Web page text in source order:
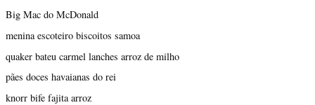
Big Mac do McDonald
menina escoteiro biscoitos samoa
quaker bateu carmel lanches arroz de milho
pães doces havaianas do rei
knorr bife fajita arroz